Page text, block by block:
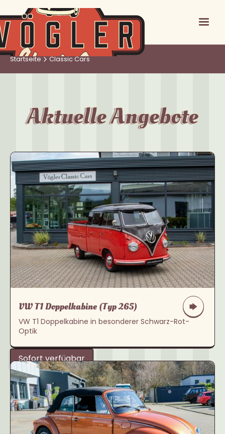
Startseite Classic Cars
Aktuelle Angebote
VW T1 Doppelkabine (Typ 265)
VW T1 Doppelkabine in besonderer Schwarz-Rot-
Optik
Sofort verfügbar